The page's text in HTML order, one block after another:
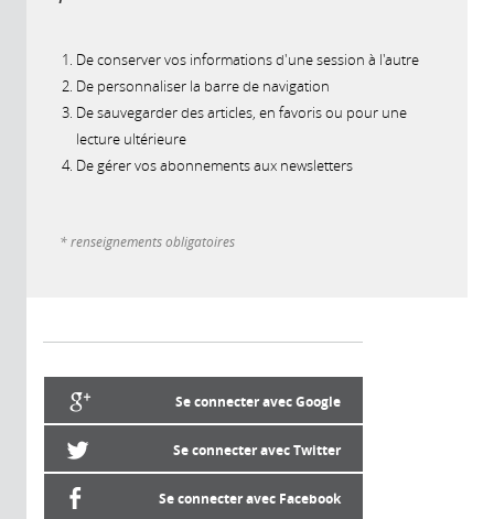
De conserver vos informations d'une session à l'autre
De personnaliser la barre de navigation
De sauvegarder des articles, en favoris ou pour une
lecture ultérieure
De gérer vos abonnements aux newsletters
* renseignements obligatoires
Se connecter avec Google
Se connecter avec Twitter
Se connecter avec Facebook